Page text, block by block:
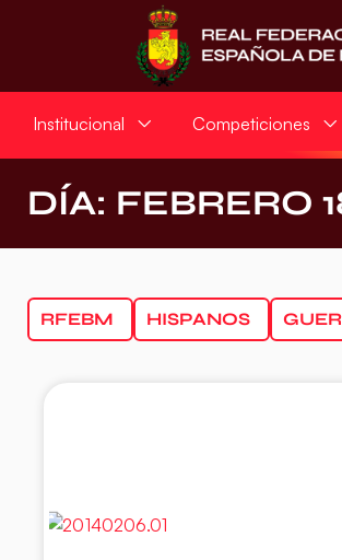
Institucional Competiciones
DÍA: FEBRERO
RFEBM HISPANOS